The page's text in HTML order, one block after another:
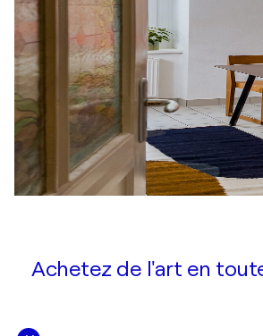
Achetez de l'art en